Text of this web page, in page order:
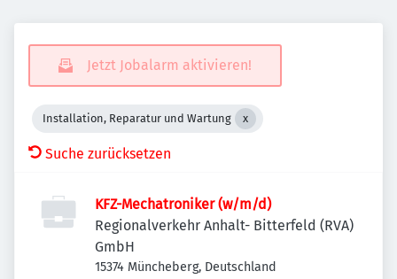
Jetzt Jobalarm aktivieren!
Installation, Reparatur und Wartung
Suche zurücksetzen
KFZ-Mechatroniker (w/m/d)
Regionalverkehr Anhalt- Bitterfeld (RVA)
GmbH
15374 Müncheberg, Deutschland